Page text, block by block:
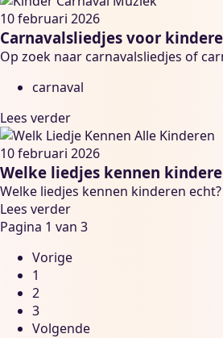
10 februari 2026
Carnavalsliedjes voor
Op zoek naar carnavalsliedjes of
carnaval
Lees verder
10 februari 2026
Welke liedjes kennen
Welke liedjes kennen kinderen
Lees verder
Pagina 1 van 3
Vorige
1
2
3
Volgende